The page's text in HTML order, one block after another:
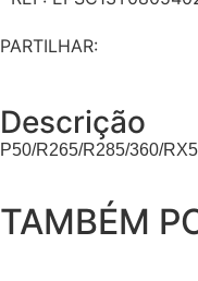
PARTILHAR:
Descrição
P50/R265/R285/360/
TAMBÉM